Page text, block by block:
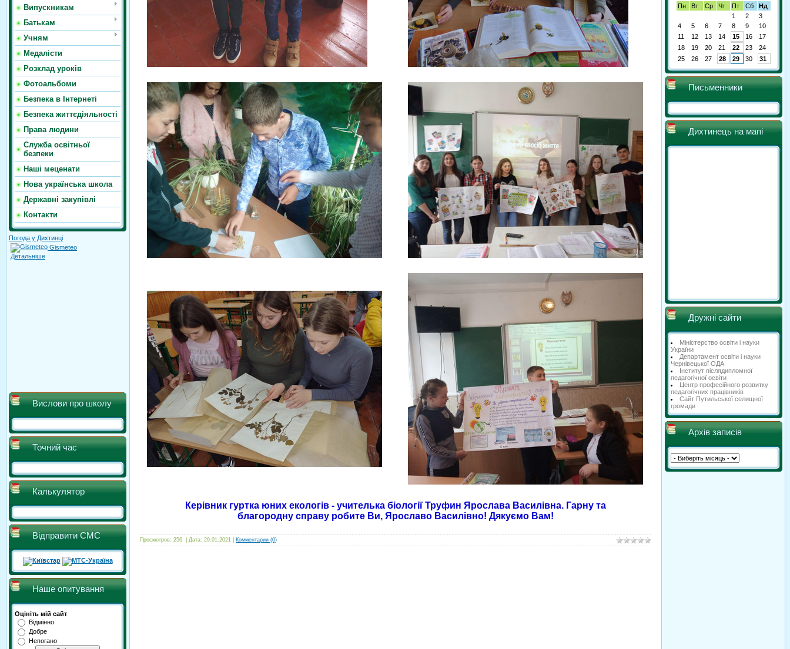
Випускникам
Батькам
Учням
Медалісти
Розклад уроків
Фотоальбоми
Безпека в Інтернеті
Безпека життєдіяльності
Права людини
Служба освітньої
безпеки
Наші меценати
Нова українська школа
Державні закупівлі
Контакти
Погода у Дихтинці
Gismeteo
Детальніше
Вислови про школу
Точний час
Калькулятор
Відправити СМС
Наше опитування
Оцініть мій сайт
Відмінно
Добре
Непогано
Керівник гуртка юних екологів - учителька біології Труфин Ярослава Василівна. Гарну та
благородну справу робите Ви, Ярославо Василівно! Дякуємо Вам!
Просмотров: 256 Дата: 29.01.2021 Комментарии (0)
Пн
Вт Ср Чт Пт Сб
Нд
1
2
3
4
5 6 7 8 9
10
11
12 13 14 15 16
17
18
19 20 21 22 23
24
25
26 27 28 29 30 31
Письменники
Дихтинець на мапі
Дружні сайти
Міністерство освіти і науки
України
Департамент освіти і науки
Чернівецької ОДА
Інститут післядипломної
педагогічної освіти
Центр професійного розвитку
педагогічних працівників
Сайт Путильської селищної
громади
Архів записів